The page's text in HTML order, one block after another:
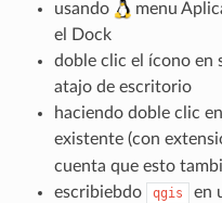
usando menu
el Dock
doble clic el ícono en
atajo de escritorio
haciendo doble clic
existente (con
cuenta que esto
escribiebdo
qgis
en